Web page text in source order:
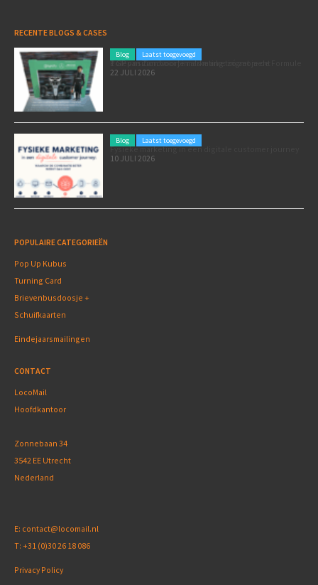
RECENTE BLOGS & CASES
Blog Laatst toegevoegd
Poleposition voor je marketing: zó zet je de Formule 1 GP van Zandvoort in als marketingmoment
22 JULI 2026
Blog Laatst toegevoegd
Fysieke marketing in een digitale customer journey
10 JULI 2026
POPULAIRE CATEGORIEËN
Pop Up Kubus
Turning Card
Brievenbusdoosje +
Schuifkaarten
Eindejaarsmailingen
CONTACT
LocoMail
Hoofdkantoor
Zonnebaan 34
3542 EE Utrecht
Nederland
E: contact@locomail.nl
T: +31 (0)30 26 18 086
Privacy Policy